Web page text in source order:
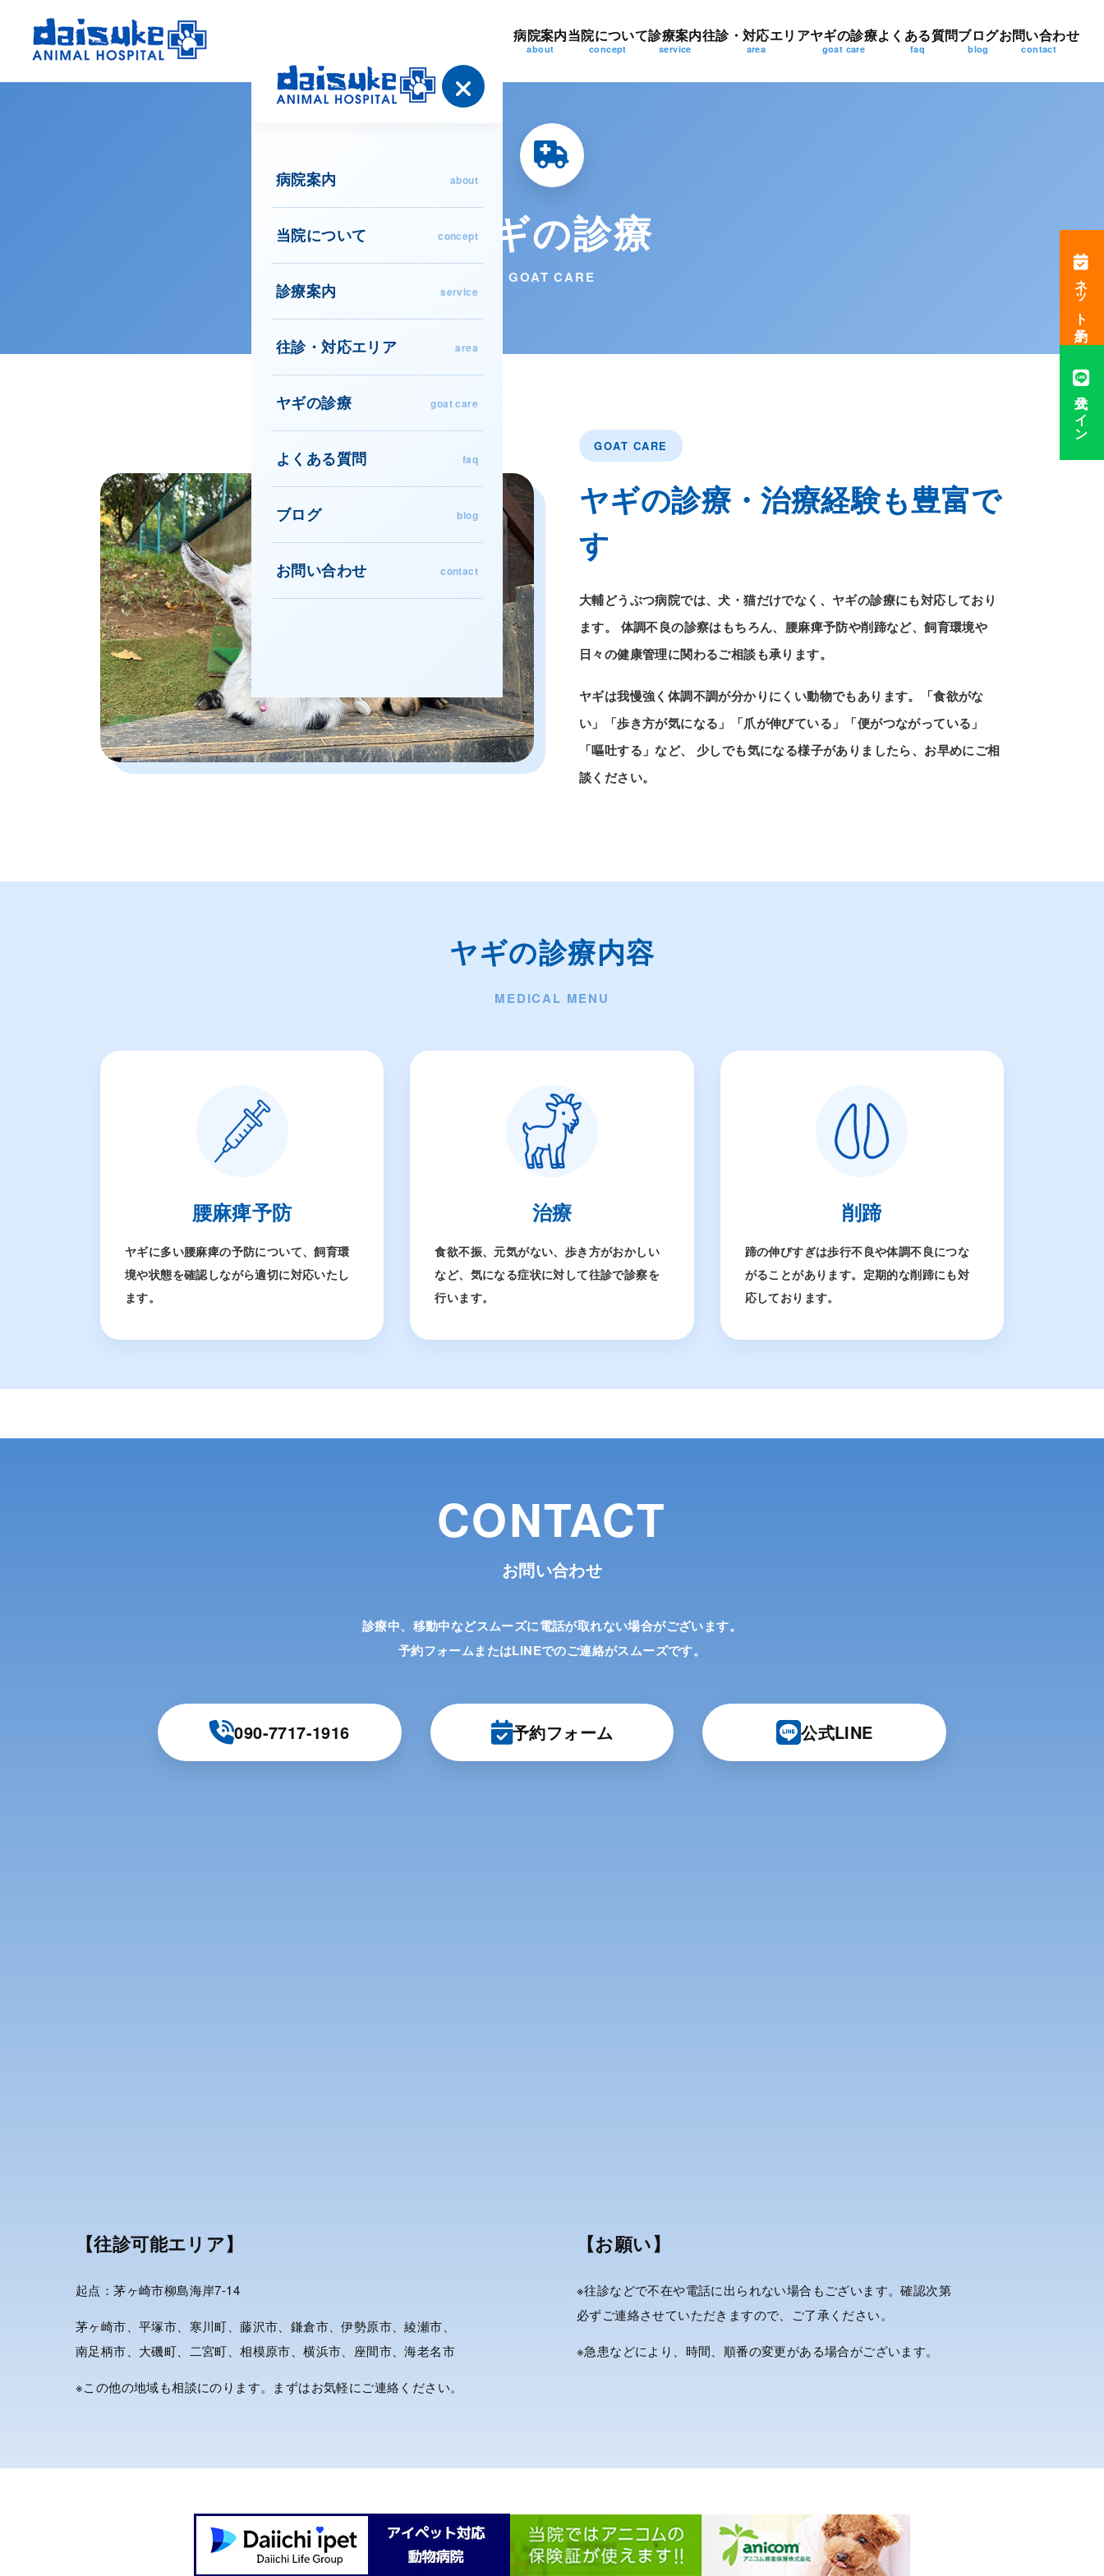
病院案内
about
当院について
concept
診療案内
service
往診・対応エリア
area
ヤギの診療
goat care
よくある質問
faq
ブログ
blog
お問い合わせ
contact
病院案内 about
当院について concept
診療案内 service
往診・対応エリア area
ヤギの診療 goat care
よくある質問 faq
ブログ blog
お問い合わせ contact
ネット予約
公式ライン
ヤギの診療
GOAT CARE
GOAT CARE
ヤギの診療・治療経験も豊富で
す
大輔どうぶつ病院では、犬・猫だけでなく、ヤギの診療にも対応しており
ます。 体調不良の診察はもちろん、腰麻痺予防や削蹄など、飼育環境や
日々の健康管理に関わるご相談も承ります。
ヤギは我慢強く体調不調が分かりにくい動物でもあります。「食欲がな
い」「歩き方が気になる」「爪が伸びている」「便がつながっている」
「嘔吐する」など、 少しでも気になる様子がありましたら、お早めにご相
談ください。
ヤギの診療内容
MEDICAL MENU
腰麻痺予防
ヤギに多い腰麻痺の予防について、飼育環
境や状態を確認しながら適切に対応いたし
ます。
治療
食欲不振、元気がない、歩き方がおかしい
など、気になる症状に対して往診で診察を
行います。
削蹄
蹄の伸びすぎは歩行不良や体調不良につな
がることがあります。定期的な削蹄にも対
応しております。
CONTACT
お問い合わせ
診療中、移動中などスムーズに電話が取れない場合がございます。
予約フォームまたはLINEでのご連絡がスムーズです。
090-7717-1916 予約フォーム 公式LINE
【往診可能エリア】
起点：茅ヶ崎市柳島海岸7-14
茅ヶ崎市、平塚市、寒川町、藤沢市、鎌倉市、伊勢原市、綾瀬市、
南足柄市、大磯町、二宮町、相模原市、横浜市、座間市、海老名市
※この他の地域も相談にのります。まずはお気軽にご連絡ください。
【お願い】
※往診などで不在や電話に出られない場合もございます。確認次第
必ずご連絡させていただきますので、ご了承ください。
※急患などにより、時間、順番の変更がある場合がございます。